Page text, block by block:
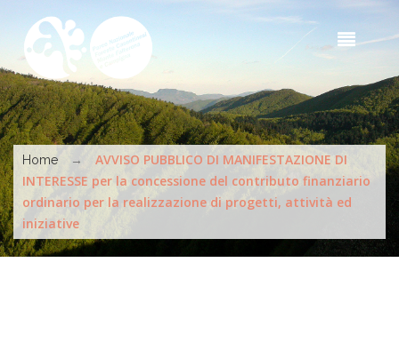
You are here
Home →
AVVISO PUBBLICO DI MANIFESTAZIONE DI
INTERESSE per la concessione del contributo finanziario
ordinario per la realizzazione di progetti, attività ed
iniziative